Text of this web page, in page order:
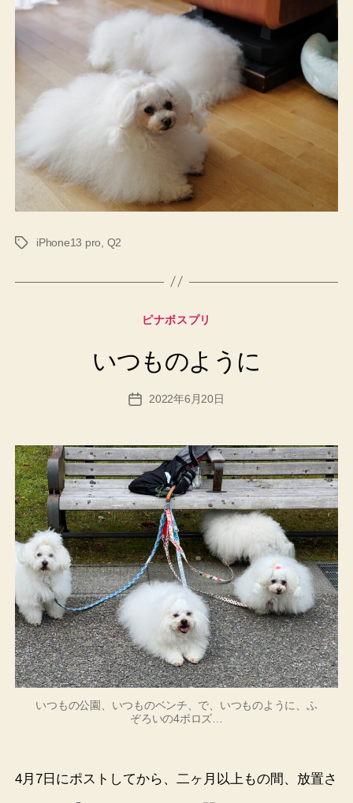
タ
iPhone13 pro Q2
カ
リ
ピナボスプリ
いつものように
投
2022年6月20日
いつもの公園、いつものベンチ、で、いつものように、ふ
ぞろいの4ボロズ…
4月7日にポストしてから、二ヶ月以上もの間、放置さ